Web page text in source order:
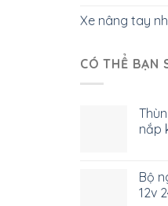
Xe nâng tay
CÓ THỂ BẠN
nắp
Bộ
12v